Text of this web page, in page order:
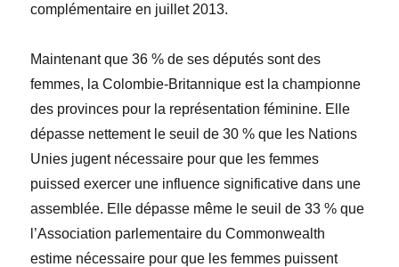
complémentaire en juillet 2013.
Maintenant que 36 % de ses députés sont des
femmes, la Colombie-Britannique est la championne
des provinces pour la représentation féminine. Elle
dépasse nettement le seuil de 30 % que les Nations
Unies jugent nécessaire pour que les femmes
puissed exercer une influence significative dans une
assemblée. Elle dépasse même le seuil de 33 % que
l’Association parlementaire du Commonwealth
estime nécessaire pour que les femmes puissent